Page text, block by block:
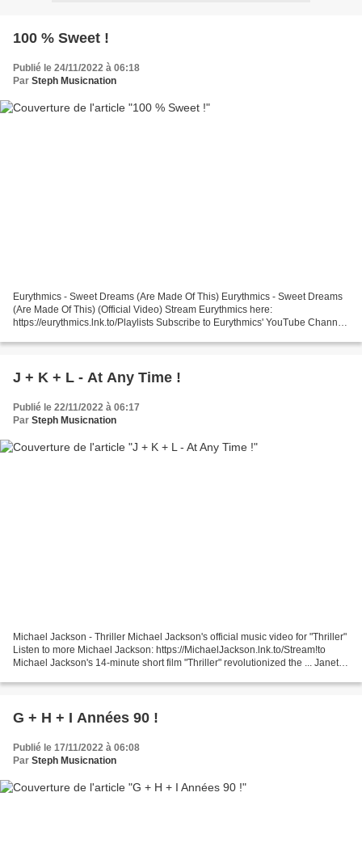
100 % Sweet !
Publié le 24/11/2022 à 06:18
Par Steph Musicnation
Eurythmics - Sweet Dreams (Are Made Of This) Eurythmics - Sweet Dreams
(Are Made Of This) (Official Video) Stream Eurythmics here:
https://eurythmics.lnk.to/Playlists Subscribe to Eurythmics' YouTube Channel:
J + K + L - At Any Time !
Publié le 22/11/2022 à 06:17
Par Steph Musicnation
Michael Jackson - Thriller Michael Jackson's official music video for "Thriller"
Listen to more Michael Jackson: https://MichaelJackson.lnk.to/Stream!to
Michael Jackson's 14-minute short film "Thriller" revolutionized the ... Janet
G + H + I Années 90 !
Publié le 17/11/2022 à 06:08
Par Steph Musicnation